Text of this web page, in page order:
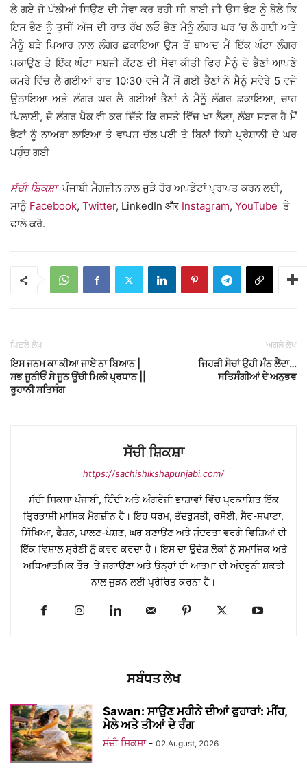
ਲੈ ਗਏ ਜੋ ਪੱਲੀਆਂ ਸਿਉਣ ਦੀ ਸੇਵਾ ਕਰ ਰਹੀ ਸੀ ਬਾਈ ਜੀ ਉਸ ਭੈਣ ਨੂੰ ਬੋਲੇ ਕਿ
ਇਸ ਭੈਣ ਨੂੰ ਤੁਸੀਂ ਅੱਜ ਦੀ ਰਾਤ ਰੱਖ ਲਓ ਭੈਣ ਮੈਨੂੰ ਲੰਗਰ ਘਰ ‘ਚ ਲੈ ਗਈ ਅਤੇ
ਮੈਨੂੰ ਬੜੇ ਪਿਆਰ ਨਾਲ ਲੰਗਰ ਛਕਾਇਆ ਉਸ ਤੋਂ ਬਾਅਦ ਮੈਂ ਇੱਕ ਘੰਟਾ ਲੰਗਰ
ਪਕਾਉਣ ਤੇ ਇੱਕ ਘੰਟਾ ਸਬਜ਼ੀ ਕੱਟਣ ਦੀ ਸੇਵਾ ਕੀਤੀ ਫਿਰ ਮੈਨੂੰ ਦੋ ਭੈਣਾਂ ਆਪਣੇ
ਕਮਰੇ ਵਿੱਚ ਲੈ ਗਈਆਂ ਰਾਤ 10:30 ਵਜੇ ਮੈਂ ਸੌਂ ਗਈ ਭੈਣਾਂ ਨੇ ਮੈਨੂੰ ਸਵੇਰੇ 5 ਵਜੇ
ਉਠਾਇਆ ਅਤੇ ਲੰਗਰ ਘਰ ਲੈ ਗਈਆਂ ਭੈਣਾਂ ਨੇ ਮੈਨੂੰ ਲੰਗਰ ਛਕਾਇਆ, ਚਾਹ
ਪਿਲਾਈ, ਦੋ ਲੰਗਰ ਪੈਕ ਵੀ ਕਰ ਦਿੱਤੇ ਕਿ ਰਸਤੇ ਵਿੱਚ ਖਾ ਲੈਣਾ, ਲੰਬਾ ਸਫਰ ਹੈ ਮੈਂ
ਭੈਣਾਂ ਨੂੰ ਨਾਅਰਾ ਲਾਇਆ ਤੇ ਵਾਪਸ ਚੱਲ ਪਈ ਤੇ ਬਿਨਾਂ ਕਿਸੇ ਪ੍ਰੇਸ਼ਾਨੀ ਦੇ ਘਰ
ਪਹੁੰਚ ਗਈ
ਸੱਚੀ ਸ਼ਿਕਸ਼ਾ ਪੰਜਾਬੀ ਮੈਗਜ਼ੀਨ ਨਾਲ ਜੁੜੇ ਹੋਰ ਅਪਡੇਟਾਂ ਪ੍ਰਾਪਤ ਕਰਨ ਲਈ,
ਸਾਨੂੰ Facebook, Twitter, LinkedIn और Instagram, YouTube ਤੇ
ਫਾਲੋ ਕਰੋ.
ਪਿਛਲੇ ਲੇਖ
ਇਸ ਜਨਮ ਕਾ ਕੀਆ ਜਾਏ ਨਾ ਬਿਆਨ |
ਸਭ ਜੂਨੀਓਂ ਸੇ ਜੂਨ ਊਂਚੀ ਮਿਲੀ ਪ੍ਰਧਾਨ ||
ਰੂਹਾਨੀ ਸਤਿਸੰਗ
ਅਗਲੇ ਲੇਖ
ਜਿਹੜੀ ਸੋਚਾਂ ਉਹੀ ਮੰਨ ਲੈਂਦਾ…
ਸਤਿਸੰਗੀਆਂ ਦੇ ਅਨੁਭਵ
ਸੱਚੀ ਸ਼ਿਕਸ਼ਾ
https://sachishikshapunjabi.com/
ਸੱਚੀ ਸ਼ਿਕਸ਼ਾ ਪੰਜਾਬੀ, ਹਿੰਦੀ ਅਤੇ ਅੰਗਰੇਜ਼ੀ ਭਾਸ਼ਾਵਾਂ ਵਿੱਚ ਪ੍ਰਕਾਸ਼ਿਤ ਇੱਕ
ਤ੍ਰਿਭਾਸ਼ੀ ਮਾਸਿਕ ਮੈਗਜ਼ੀਨ ਹੈ। ਇਹ ਧਰਮ, ਤੰਦਰੁਸਤੀ, ਰਸੋਈ, ਸੈਰ-ਸਪਾਟਾ,
ਸਿੱਖਿਆ, ਫੈਸ਼ਨ, ਪਾਲਣ-ਪੋਸ਼ਣ, ਘਰ ਬਣਾਉਣ ਅਤੇ ਸੁੰਦਰਤਾ ਵਰਗੇ ਵਿਸ਼ਿਆਂ ਦੀ
ਇੱਕ ਵਿਸ਼ਾਲ ਸ਼੍ਰੇਣੀ ਨੂੰ ਕਵਰ ਕਰਦਾ ਹੈ। ਇਸ ਦਾ ਉਦੇਸ਼ ਲੋਕਾਂ ਨੂੰ ਸਮਾਜਿਕ ਅਤੇ
ਅਧਿਆਤਮਿਕ ਤੌਰ 'ਤੇ ਜਗਾਉਣਾ ਅਤੇ ਉਨ੍ਹਾਂ ਦੀ ਆਤਮਾ ਦੀ ਅੰਦਰੂਨੀ ਸ਼ਕਤੀ
ਨਾਲ ਜੁੜਨ ਲਈ ਪ੍ਰੇਰਿਤ ਕਰਨਾ ਹੈ।
ਸਬੰਧਤ ਲੇਖ
Sawan: ਸਾਉਣ ਮਹੀਨੇ ਦੀਆਂ ਫੁਹਾਰਾਂ: ਮੀਂਹ,
ਮੇਲੇ ਅਤੇ ਤੀਆਂ ਦੇ ਰੰਗ
ਸੱਚੀ ਸ਼ਿਕਸ਼ਾ - 02 August, 2026